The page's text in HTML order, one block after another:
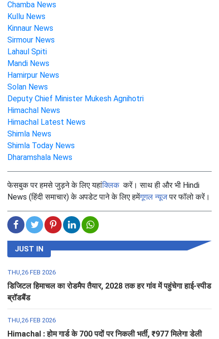
Chamba News
Kullu News
Kinnaur News
Sirmour News
Lahaul Spiti
Mandi News
Hamirpur News
Solan News
Deputy Chief Minister Mukesh Agnihotri
Himachal News
Himachal Latest News
Shimla News
Shimla Today News
Dharamshala News
फेसबुक पर हमसे जुड़ने के लिए यहांक्लिककरें। साथ ही और भी Hindi
News (हिंदी समाचार) के अपडेट पाने के लिए हमेंगूगल न्यूजपर फॉलो करें।
JUST IN
THU,26 FEB 2026
डिजिटल हिमाचल का रोडमैप तैयार, 2028 तक हर गांव में पहुंचेगा हाई-स्पीड
ब्रॉडबैंड
THU,26 FEB 2026
Himachal : होम गार्ड के 700 पदों पर निकली भर्ती, ₹977 मिलेगा डेली